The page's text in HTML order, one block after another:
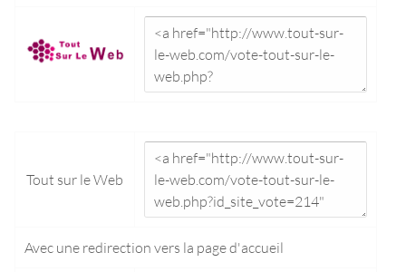
Tout sur le Web
Avec une redirection vers la page d'accueil